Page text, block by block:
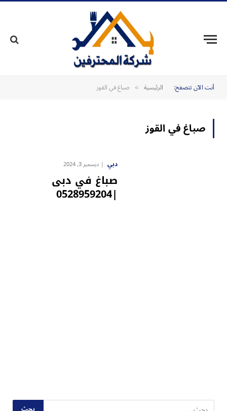
أنت الآن تتصفح: الرئيسية » صباغ في القوز
صباغ في القوز
دبي ديسمبر 3, 2024
صباغ في دبى
|0528959204